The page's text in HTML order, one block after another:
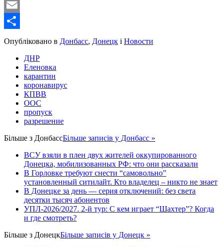
WordPress
Email
Share
Опубліковано в Донбасс, Донецк і Новости
ДНР
Еленовка
карантин
коронавирус
КПВВ
ООС
пропуск
разрешение
Більше з ДонбассБільше записів у Донбасс »
ВСУ взяли в плен двух жителей оккупированного
Донецка, мобилизованных РФ: что они рассказали
В Горловке требуют снести “самовольно”
установленный ситилайт. Кто владелец – никто не знает
В Донецке за день — серия отключений: без света
десятки тысяч абонентов
УПЛ-2026/2027. 2-й тур: С кем играет “Шахтер”? Когда
и где смотреть?
Більше з ДонецкБільше записів у Донецк »